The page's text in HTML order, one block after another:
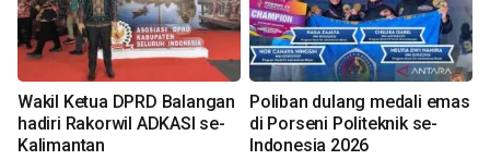
Wakil Ketua DPRD Balangan
hadiri Rakorwil ADKASI se-
Kalimantan
Poliban dulang medali emas
di Porseni Politeknik se-
Indonesia 2026